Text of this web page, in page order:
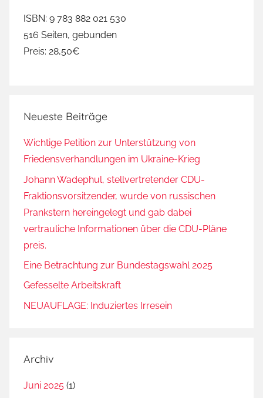
ISBN: 9 783 882 021 530
516 Seiten, gebunden
Preis: 28,50€
Neueste Beiträge
Wichtige Petition zur Unterstützung von
Friedensverhandlungen im Ukraine-Krieg
Johann Wadephul, stellvertretender CDU-
Fraktionsvorsitzender, wurde von russischen
Prankstern hereingelegt und gab dabei
vertrauliche Informationen über die CDU-Pläne
preis.
Eine Betrachtung zur Bundestagswahl 2025
Gefesselte Arbeitskraft
NEUAUFLAGE: Induziertes Irresein
Archiv
Juni 2025 (1)